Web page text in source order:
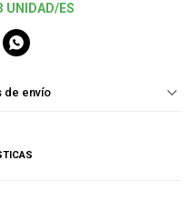
UNIDAD/ES

de envío